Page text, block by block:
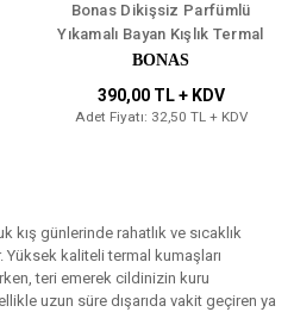
Bonas Dikişsiz Parfümlü
Yıkamalı Bayan Kışlık Termal
Patik 12'li
BONAS
390,00 TL + KDV
Adet Fiyatı: 32,50 TL + KDV
kış günlerinde rahatlık ve sıcaklık
kaliteli termal kumaşları
teri emerek cildinizin kuru
uzun süre dışarıda vakit geçiren ya